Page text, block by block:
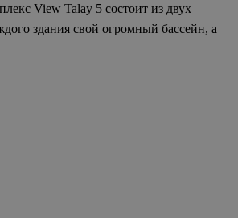
View Talay 5 состоит из двух
здания свой огромный бассейн, а